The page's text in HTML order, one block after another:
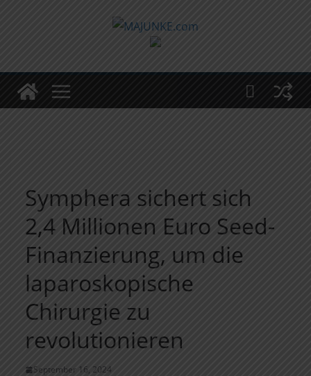
Symphera sichert sich
2,4 Millionen Euro Seed-
Finanzierung, um die
laparoskopische
Chirurgie zu
revolutionieren
September 16, 2024